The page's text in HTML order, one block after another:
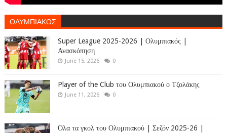
ΟΛΥΜΠΙΑΚΟΣ
Super League 2025-2026 | Ολυμπιακός |
Ανασκόπηση
June 15, 2026 0
Player of the Club του Ολυμπιακού ο Τζολάκης
June 11, 2026 0
Όλα τα γκολ του Ολυμπιακού | Σεζόν 2025-26 |